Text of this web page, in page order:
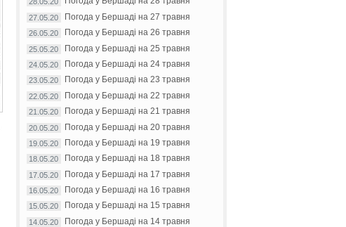
27.05.20 Погода у Бершаді на 27 травня
26.05.20 Погода у Бершаді на 26 травня
25.05.20 Погода у Бершаді на 25 травня
24.05.20 Погода у Бершаді на 24 травня
23.05.20 Погода у Бершаді на 23 травня
22.05.20 Погода у Бершаді на 22 травня
21.05.20 Погода у Бершаді на 21 травня
20.05.20 Погода у Бершаді на 20 травня
19.05.20 Погода у Бершаді на 19 травня
18.05.20 Погода у Бершаді на 18 травня
17.05.20 Погода у Бершаді на 17 травня
16.05.20 Погода у Бершаді на 16 травня
15.05.20 Погода у Бершаді на 15 травня
14.05.20 Погода у Бершаді на 14 травня